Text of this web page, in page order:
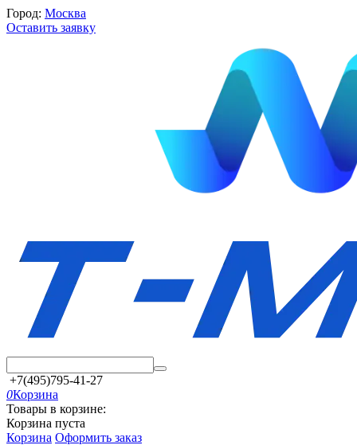
Город: Москва
Оставить заявку
+7(495)795-41-27
0Корзина
Товары в корзине:
Корзина пуста
Корзина Оформить заказ